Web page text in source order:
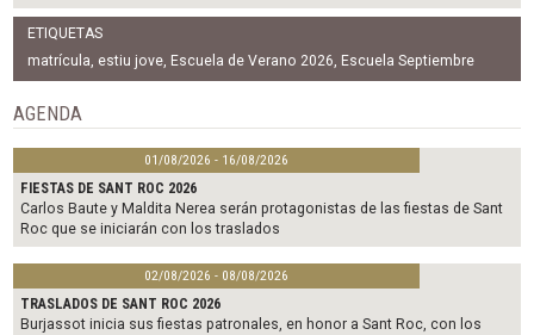
a
c
e
b
o
o
k
w
i
t
t
e
m
a
l
ETIQUETAS
matrícula, estiu jove, Escuela de Verano 2026, Escuela Septiembre
AGENDA
01/08/2026 - 16/08/2026
FIESTAS DE SANT ROC 2026
Carlos Baute y Maldita Nerea serán protagonistas de las fiestas de Sant
Roc que se iniciarán con los traslados
02/08/2026 - 08/08/2026
TRASLADOS DE SANT ROC 2026
Burjassot inicia sus fiestas patronales, en honor a Sant Roc, con los